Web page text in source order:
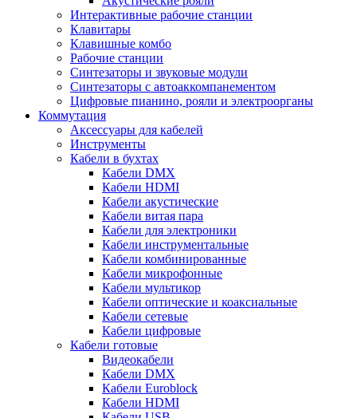
Интерактивные рабочие станции
Клавитары
Клавишные комбо
Рабочие станции
Синтезаторы и звуковые модули
Синтезаторы с автоаккомпанементом
Цифровые пианино, рояли и электроорганы
Коммутация
Аксессуары для кабелей
Инструменты
Кабели в бухтах
Кабели DMX
Кабели HDMI
Кабели акустические
Кабели витая пара
Кабели для электроники
Кабели инструментальные
Кабели комбинированные
Кабели микрофонные
Кабели мультикор
Кабели оптические и коаксиальные
Кабели сетевые
Кабели цифровые
Кабели готовые
Видеокабели
Кабели DMX
Кабели Euroblock
Кабели HDMI